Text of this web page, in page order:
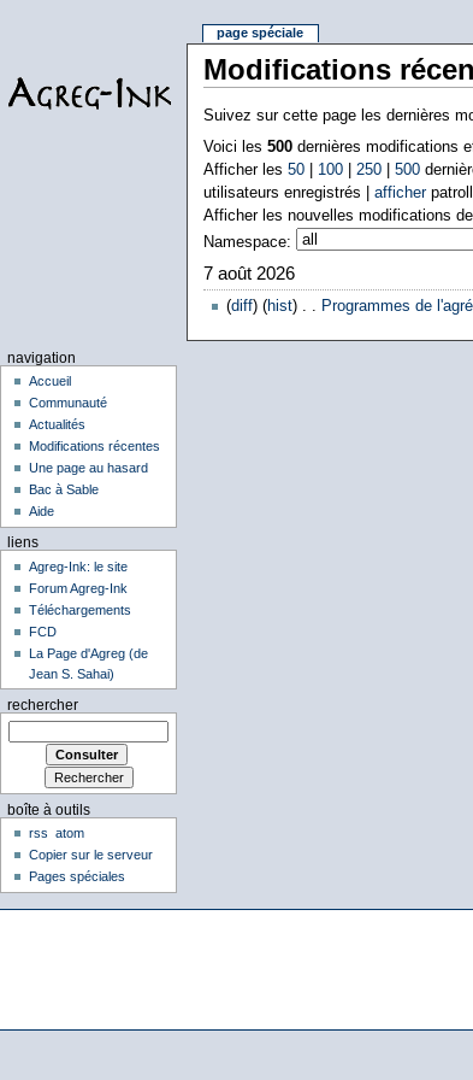
Modifications
Suivez sur cette page les dernières
Voici les 500dernières modifications
Afficher les 50| 100| 250| 500
utilisateurs enregistrés | afficher
Afficher les nouvelles modifications
Namespace:
7 août 2026
(diff) (hist) . . Programmes de
page spéciale
navigation
Accueil
Communauté
Actualités
Modifications récentes
Une page au hasard
Bac à Sable
Aide
liens
Agreg-Ink: le site
Forum Agreg-Ink
Téléchargements
FCD
La Page d'Agreg (de
Jean S. Sahai)
rechercher
boîte à outils
rss
atom
Copier sur le serveur
Pages spéciales